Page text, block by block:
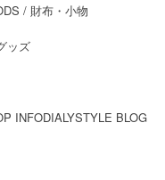
/ 財布・小物
ッズ
INFODIALYSTYLE BLOG